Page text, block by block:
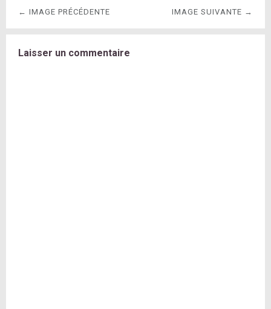
← IMAGE PRÉCÉDENTE IMAGE SUIVANTE →
Laisser un commentaire